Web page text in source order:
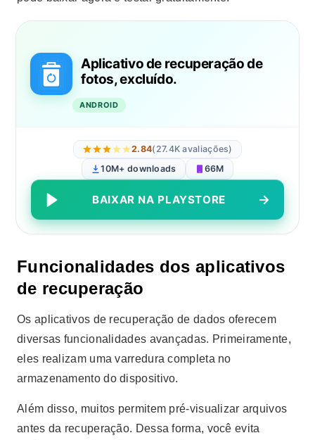
Aplicativo de recuperação de
fotos, excluído.
ANDROID
2.84(27.4K avaliações)
10M+ downloads
66M
BAIXAR NA PLAYSTORE
Funcionalidades dos aplicativos
de recuperação
Os aplicativos de recuperação de dados oferecem
diversas funcionalidades avançadas. Primeiramente,
eles realizam uma varredura completa no
armazenamento do dispositivo.
Além disso, muitos permitem pré-visualizar arquivos
antes da recuperação. Dessa forma, você evita